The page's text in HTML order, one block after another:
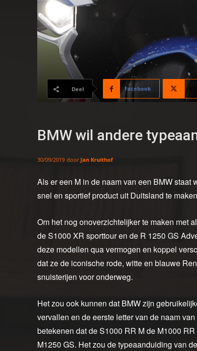
Deel Facebook
BMW wil andere
30/09/2019 door Jan Kruithof
Als er een M in de naam van een BMW staat
snel en sportief product uit Duitsland te
Om het nog onoverzichtelijker te maken met
de S1000 XR sporttour en de R 1250 GS
deze modellen qua vermogen en koppel
dat ze de iconische rode, witte en blauwe
snuisterijen voor onderweg.
Het zou ook kunnen dat BMW zijn
vervallen en de eerste letter van de naam
betekenen dat de S1000 RR M de M1000
M1250 GS. Het zou de typeaanduiding van